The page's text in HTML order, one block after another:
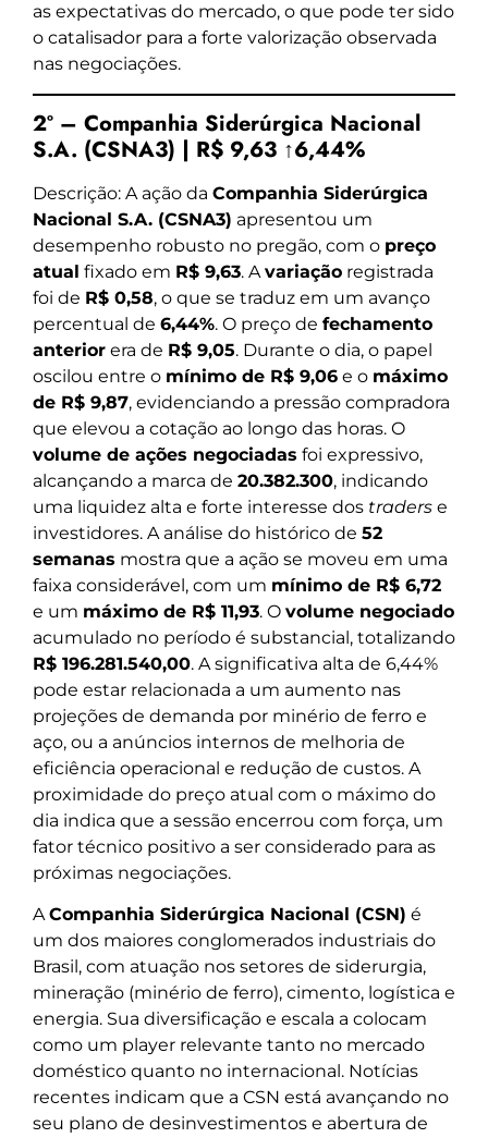
as expectativas do mercado, o que pode ter sido
o catalisador para a forte valorização observada
nas negociações.
2º – Companhia Siderúrgica Nacional
S.A. (CSNA3) | R$ 9,63 ↑6,44%
Descrição: A ação da Companhia Siderúrgica
Nacional S.A. (CSNA3) apresentou um
desempenho robusto no pregão, com o preço
atual fixado em R$ 9,63. Avariação registrada
foi de R$ 0,58, o que se traduz em um avanço
percentual de 6,44%. O preço de fechamento
anterior era de R$ 9,05. Durante o dia, o papel
oscilou entre o mínimo de R$ 9,06 e o máximo
de R$ 9,87, evidenciando a pressão compradora
que elevou a cotação ao longo das horas. O
volume de ações negociadas foi expressivo,
alcançando a marca de 20.382.300, indicando
uma liquidez alta e forte interesse dos traders e
investidores. A análise do histórico de 52
semanas mostra que a ação se moveu em uma
faixa considerável, com um mínimo de R$ 6,72
e um máximo de R$ 11,93. O volume negociado
acumulado no período é substancial, totalizando
R$ 196.281.540,00. A significativa alta de 6,44%
pode estar relacionada a um aumento nas
projeções de demanda por minério de ferro e
aço, ou a anúncios internos de melhoria de
eficiência operacional e redução de custos. A
proximidade do preço atual com o máximo do
dia indica que a sessão encerrou com força, um
fator técnico positivo a ser considerado para as
próximas negociações.
ACompanhia Siderúrgica Nacional (CSN) é
um dos maiores conglomerados industriais do
Brasil, com atuação nos setores de siderurgia,
mineração (minério de ferro), cimento, logística e
energia. Sua diversificação e escala a colocam
como um player relevante tanto no mercado
doméstico quanto no internacional. Notícias
recentes indicam que a CSN está avançando no
seu plano de desinvestimentos e abertura de